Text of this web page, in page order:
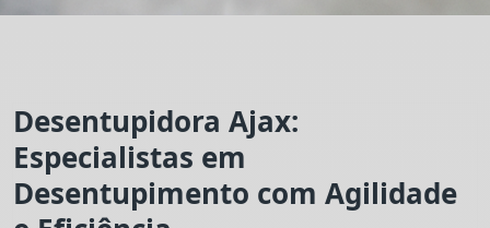
Desentupidora Ajax:
Especialistas em
Desentupimento com Agilidade